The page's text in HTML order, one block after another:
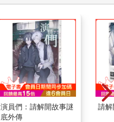
演員們：請解開故事謎
底外傳
請解